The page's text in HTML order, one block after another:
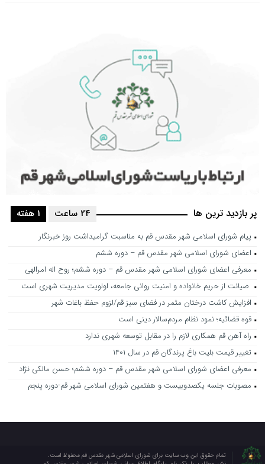
پر بازدید ترین ها 1 هفته 24 ساعت
پیام شورای اسلامی شهر مقدس قم به مناسبت گرامیداشت روز خبرنگار
اعضای شورای اسلامی شهر مقدس قم – دوره ششم
معرفی اعضای شورای اسلامی شهر مقدس قم – دوره ششم؛ روح اله امرالهی
صیانت از حریم خانواده و امنیت روانی جامعه، اولویت مدیریت شهری است
افزایش کاشت درختان مثمر در فضای سبز قم/لزوم حفظ باغات شهر
قوه قضائیه؛ نمود نظام مردم‌سالار دینی است
راه آهن قم همکاری لازم را در مقابل توسعه شهری ندارد
تغییر قیمت بلیت باغ پرندگان قم در سال ۱۴۰۱
معرفی اعضای شورای اسلامی شهر مقدس قم – دوره ششم؛ حسن مالکی نژاد
مصوبات جلسه یکصدوبیست و هفتمین شورای اسلامی شهر قم-دوره پنجم
تمام حقوق این وب سایت برای شورای اسلامی شهر مقدس قم محفوظ است.